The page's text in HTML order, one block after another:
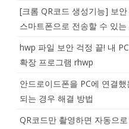
[크롬 QR코드 생성기능] 보
스마트폰으로 전송할 수 있는
hwp 파일 보안 걱정 끝! 내
확장 프로그램 rhwp
안드로이드폰을 PC에 연결
되는 경우 해결 방법
QR코드만 촬영하면 자동으